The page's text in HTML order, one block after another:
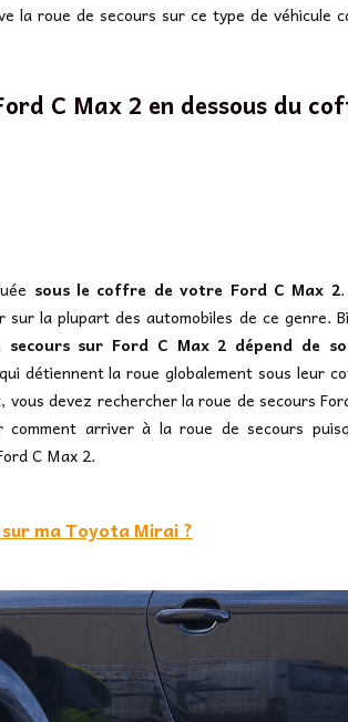
la roue de secours sur ce type de véhicule
C Max 2 en dessous du
sous le coffre de votre Ford C Max 2
la plupart des automobiles de ce genre.
sur Ford C Max 2 dépend de
détiennent la roue globalement sous leur
devez rechercher la roue de secours
arriver à la roue de secours
C Max 2.
ma Toyota Mirai ?